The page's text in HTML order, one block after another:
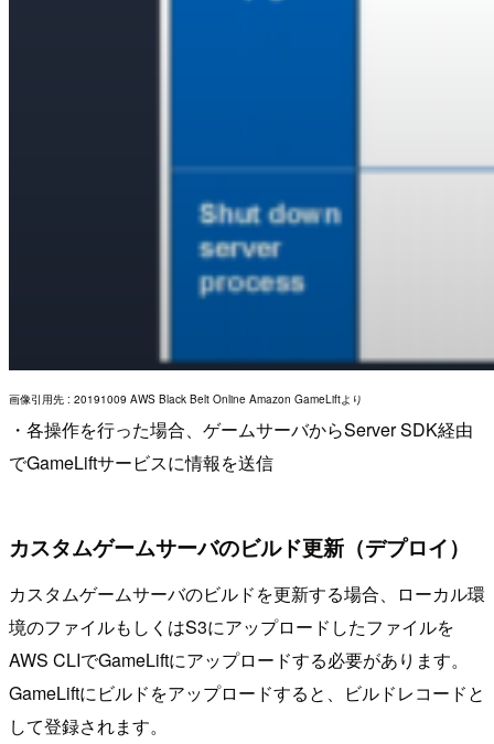
画像引用先 : 20191009 AWS Black Belt Online Amazon GameLiftより
・各操作を行った場合、ゲームサーバからServer SDK経由
でGameLiftサービスに情報を送信
カスタムゲームサーバのビルド更新（デプロイ）
カスタムゲームサーバのビルドを更新する場合、ローカル環
境のファイルもしくはS3にアップロードしたファイルを
AWS CLIでGameLiftにアップロードする必要があります。
GameLiftにビルドをアップロードすると、ビルドレコードと
して登録されます。